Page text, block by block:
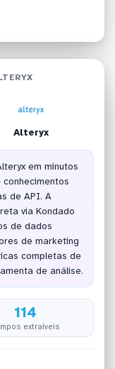
Alteryx
em minutos
de API. A
via Kondado
de dados
de marketing
completas de
de análise.
114
extraíveis